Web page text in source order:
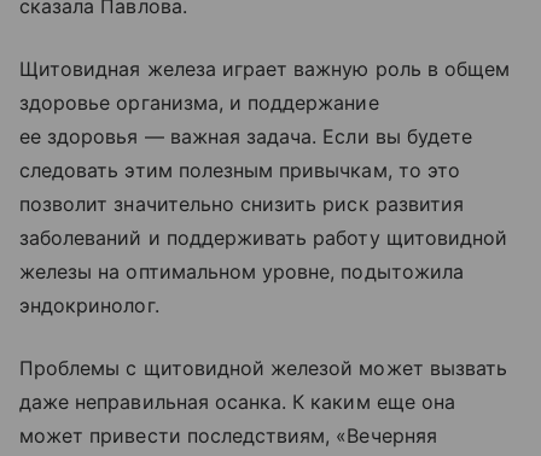
сказала Павлова.
Щитовидная железа играет важную роль в общем
здоровье организма, и поддержание
ее здоровья — важная задача. Если вы будете
следовать этим полезным привычкам, то это
позволит значительно снизить риск развития
заболеваний и поддерживать работу щитовидной
железы на оптимальном уровне, подытожила
эндокринолог.
Проблемы с щитовидной железой может вызвать
даже неправильная осанка. К каким еще она
может привести последствиям, «Вечерняя